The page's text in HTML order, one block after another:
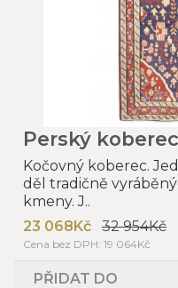
Perský
Kočovný koberec.
děl tradičně
kmeny. J..
23 068Kč
32 954Kč
Cena bez DPH: 19 064Kč
PŘIDAT DO